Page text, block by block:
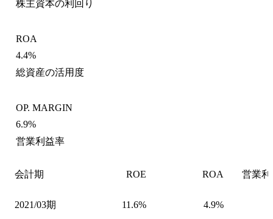
株主資本の利回り
ROA
4.4%
総資産の活用度
OP. MARGIN
6.9%
営業利益率
会計期 ROE ROA 営業
2021/03期 11.6% 4.9%